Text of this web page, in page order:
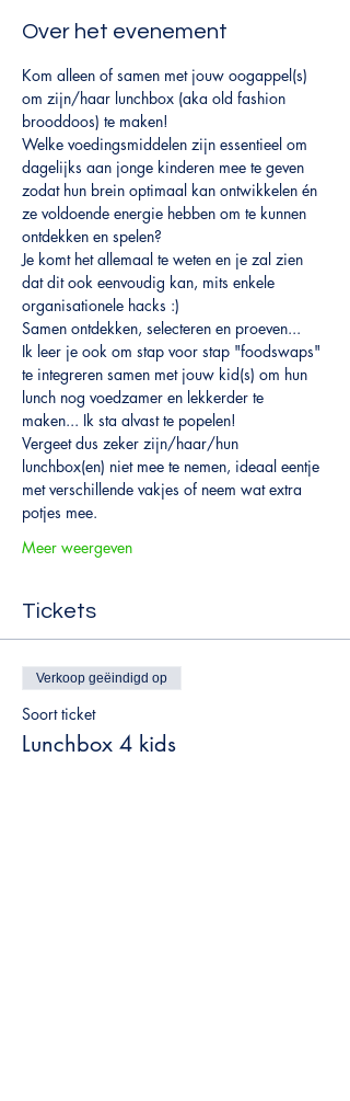
Over het evenement
Kom alleen of samen met jouw oogappel(s)
om zijn/haar lunchbox (aka old fashion
brooddoos) te maken!
Welke voedingsmiddelen zijn essentieel om
dagelijks aan jonge kinderen mee te geven
zodat hun brein optimaal kan ontwikkelen én
ze voldoende energie hebben om te kunnen
ontdekken en spelen?
Je komt het allemaal te weten en je zal zien
dat dit ook eenvoudig kan, mits enkele
organisationele hacks :)
Samen ontdekken, selecteren en proeven...
Ik leer je ook om stap voor stap "foodswaps"
te integreren samen met jouw kid(s) om hun
lunch nog voedzamer en lekkerder te
maken... Ik sta alvast te popelen!
Vergeet dus zeker zijn/haar/hun
lunchbox(en) niet mee te nemen, ideaal eentje
met verschillende vakjes of neem wat extra
potjes mee.
Meer weergeven
Tickets
Verkoop geëindigd op
Soort ticket
Lunchbox 4 kids